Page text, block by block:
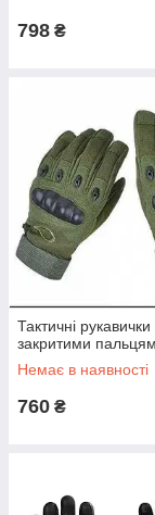
798 ₴
Тактичні рукавички
закритими
Немає в наявності
760 ₴